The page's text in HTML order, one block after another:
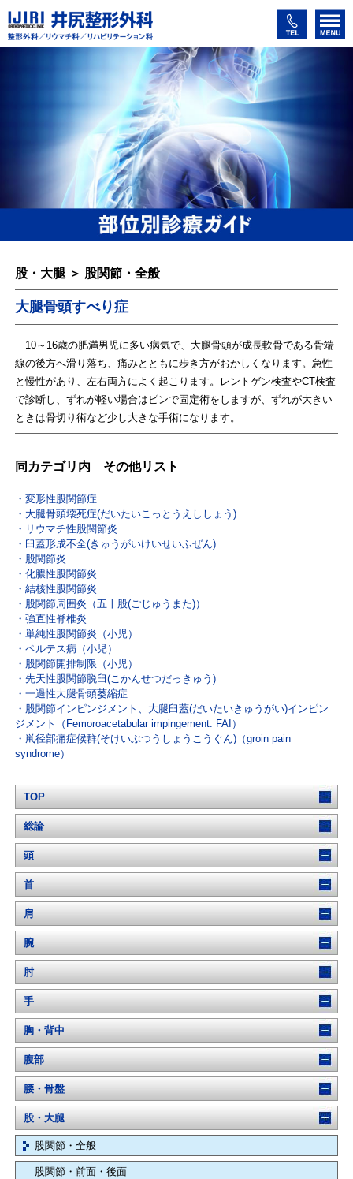
股・大腿 ＞ 股関節・全般
大腿骨頭すべり症
10～16歳の肥満男児に多い病気で、大腿骨頭が成長軟骨である骨端
線の後方へ滑り落ち、痛みとともに歩き方がおかしくなります。急性
と慢性があり、左右両方によく起こります。レントゲン検査やCT検査
で診断し、ずれが軽い場合はピンで固定術をしますが、ずれが大きい
ときは骨切り術など少し大きな手術になります。
同カテゴリ内 その他リスト
変形性股関節症
大腿骨頭壊死症(だいたいこっとうえししょう)
リウマチ性股関節炎
臼蓋形成不全(きゅうがいけいせいふぜん)
股関節炎
化膿性股関節炎
結核性股関節炎
股関節周囲炎（五十股(ごじゅうまた)）
強直性脊椎炎
単純性股関節炎（小児）
ペルテス病（小児）
股関節開排制限（小児）
先天性股関節脱臼(こかんせつだっきゅう)
一過性大腿骨頭萎縮症
股関節インピンジメント、大腿臼蓋(だいたいきゅうがい)インピン
ジメント（Femoroacetabular impingement: FAI）
鼡径部痛症候群(そけいぶつうしょうこうぐん)（groin pain
syndrome）
TOP
総論
頭
首
肩
腕
肘
手
胸・背中
腹部
腰・骨盤
股・大腿
股関節・全般
股関節・前面・後面